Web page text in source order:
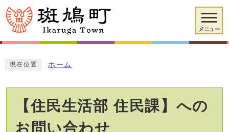
メニュー
現在位置 ホーム
【住民生活部 住民課】への
お問い合わせ